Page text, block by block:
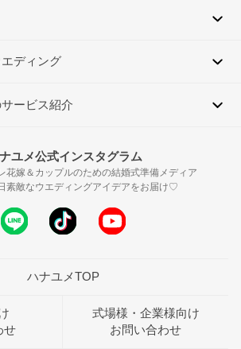
ディング
ービス紹介
ユメ公式インスタグラム
花嫁＆カップルのための結婚式準備メディア
素敵なウエディングアイデアをお届け♡
ハナユメTOP
せ
式場様・企業様向け
お問い合わせ